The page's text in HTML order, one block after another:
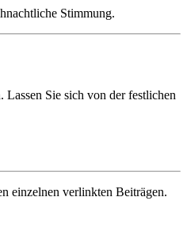
Stimmung.
Sie sich von der festlichen
einzelnen verlinkten Beiträgen.